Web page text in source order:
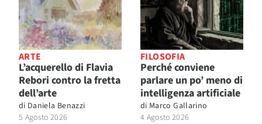
ARTE
L’acquerello di Flavia
Rebori contro la fretta
dell’arte
di Daniela Benazzi
5 Agosto 2026
FILOSOFIA
Perché conviene
parlare un po’ meno di
intelligenza artificiale
di Marco Gallarino
4 Agosto 2026